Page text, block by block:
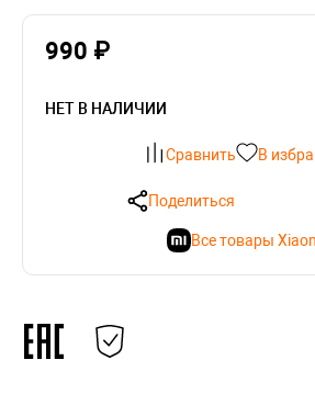
990 ₽
НЕТ В НАЛИЧИИ
Сравнить В
Поделиться
Все товары